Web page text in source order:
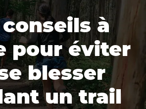
à
pour éviter
blesser
un trail